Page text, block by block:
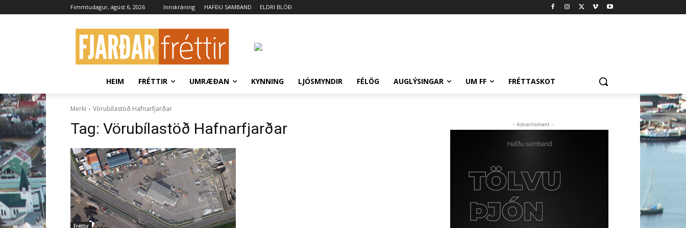
Fimmtudagur, ágúst 6, 2026 Innskráning HAFÐU SAMBAND ELDRI BLÖÐ
HEIM FRÉTTIR UMRÆÐAN KYNNING LJÓSMYNDIR FÉLÖG AUGLÝSINGAR UM FF FRÉTTASKOT
Merki Vörubílastöð Hafnarfjarðar
Tag: Vörubílastöð Hafnarfjarðar
Fréttir
- Advertisment -